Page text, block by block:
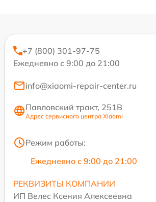
+7 (800) 301-97-75
Ежедневно с 9:00 до 21:00
info@xiaomi-repair-center.ru
Павловский тракт, 251В
Адрес сервисного центра Xiaomi
Режим работы:
Ежедневно с 9:00 до 21:00
РЕКВИЗИТЫ КОМПАНИИ
ИП Велес Ксения Алексеевна